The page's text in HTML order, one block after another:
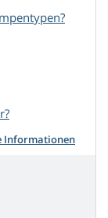
Informationen